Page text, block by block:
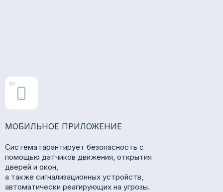
Система гарантирует безопасность с
помощью датчиков движения, открытия
дверей и окон,
а также сигнализационных устройств,
автоматически реагирующих на угрозы.
МОБИЛЬНОЕ ПРИЛОЖЕНИЕ